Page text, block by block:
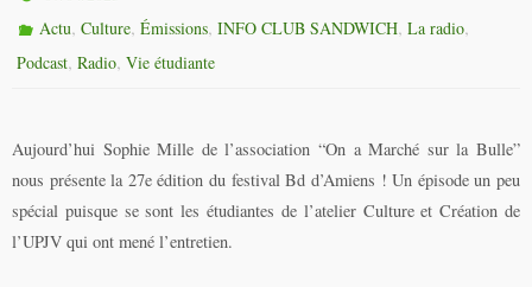
Actu,Culture,Émissions,INFO CLUB SANDWICH,La radio,
Podcast, Radio, Vie étudiante
Aujourd’hui Sophie Mille de l’association “On a Marché sur la Bulle”
nous présente la 27e édition du festival Bd d’Amiens ! Un épisode un peu
spécial puisque se sont les étudiantes de l’atelier Culture et Création de
l’UPJV qui ont mené l’entretien.